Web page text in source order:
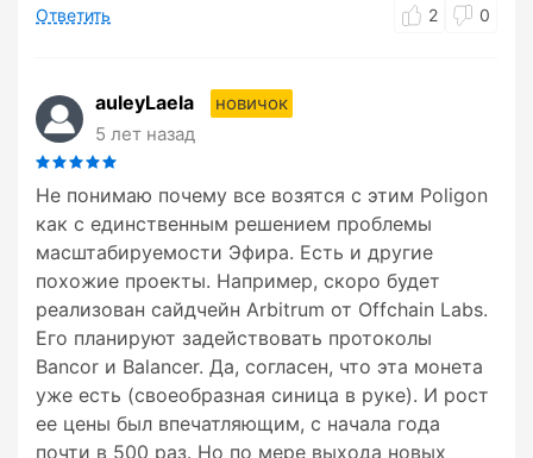
Ответить 2 0
auleyLaela
новичок
5 лет назад
Не понимаю почему все возятся с этим Poligon
как с единственным решением проблемы
масштабируемости Эфира. Есть и другие
похожие проекты. Например, скоро будет
реализован сайдчейн Arbitrum от Offchain Labs.
Его планируют задействовать протоколы
Bancor и Balancer. Да, согласен, что эта монета
уже есть (своеобразная синица в руке). И рост
ее цены был впечатляющим, с начала года
почти в 500 раз. Но по мере выхода новых